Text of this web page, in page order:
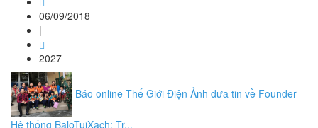
06/09/2018
|
2027
Báo online Thế Giới Điện Ảnh đưa tin về Founder
Hệ thống BaloTuiXach: Tr...